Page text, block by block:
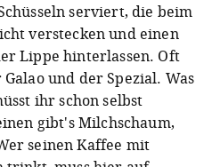
serviert, die beim
verstecken und einen
Lippe hinterlassen. Oft
und der Spezial. Was
ihr schon selbst
gibt's Milchschaum,
seinen Kaffee mit